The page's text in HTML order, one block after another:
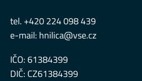
tel. +420 224 098 439
e-mail: hnilica@vse.cz
IČO: 61384399
DIČ: CZ61384399